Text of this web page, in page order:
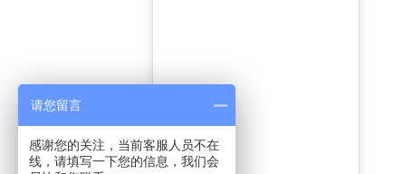
请您留言
感谢您的关注，当前客服人员不在
线，请填写一下您的信息，我们会